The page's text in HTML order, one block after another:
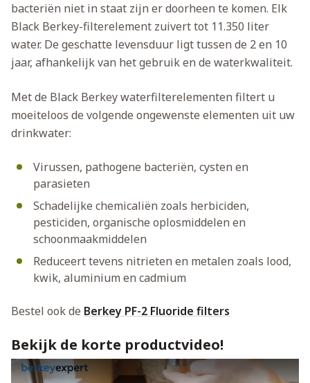
bacteriën niet in staat zijn er doorheen te komen. Elk
Black Berkey-filterelement zuivert tot 11.350 liter
water. De geschatte levensduur ligt tussen de 2 en 10
jaar, afhankelijk van het gebruik en de waterkwaliteit.
Met de Black Berkey waterfilterelementen filtert u
moeiteloos de volgende ongewenste elementen uit uw
drinkwater:
Virussen, pathogene bacteriën, cysten en
parasieten
Schadelijke chemicaliën zoals herbiciden,
pesticiden, organische oplosmiddelen en
schoonmaakmiddelen
Reduceert tevens nitrieten en metalen zoals lood,
kwik, aluminium en cadmium
Bestel ook de Berkey PF-2 Fluoride filters
Bekijk de korte productvideo!